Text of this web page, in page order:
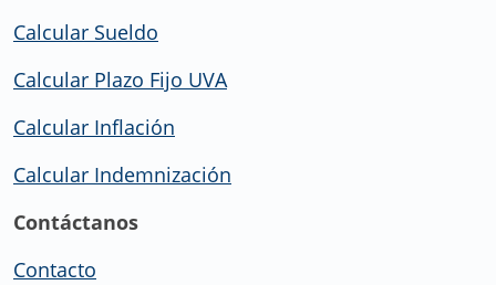
Calcular Sueldo
Calcular Plazo Fijo UVA
Calcular Inflación
Calcular Indemnización
Contáctanos
Contacto